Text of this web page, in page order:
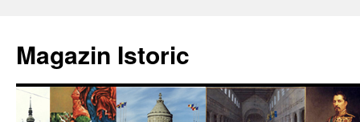
conținut
Magazin Istoric